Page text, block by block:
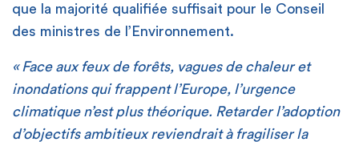
que la majorité qualifiée suffisait pour le Conseil
des ministres de l’Environnement.
« Face aux feux de forêts, vagues de chaleur et
inondations qui frappent l’Europe, l’urgence
climatique n’est plus théorique. Retarder l’adoption
d’objectifs ambitieux reviendrait à fragiliser la